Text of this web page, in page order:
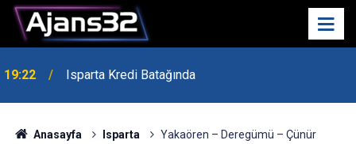
19:22 Isparta Kredi Batağında
Anasayfa Isparta
Yakaören – Deregümü – Çünür